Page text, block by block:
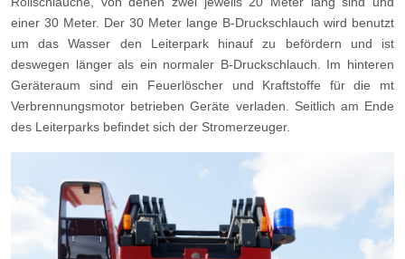
einer 30 Meter. Der 30 Meter lange B-Druckschlauch wird benutzt
um das Wasser den Leiterpark hinauf zu befördern und ist
deswegen länger als ein normaler B-Druckschlauch. Im hinteren
Geräteraum sind ein Feuerlöscher und Kraftstoffe für die mt
Verbrennungsmotor betrieben Geräte verladen. Seitlich am Ende
des Leiterparks befindet sich der Stromerzeuger.